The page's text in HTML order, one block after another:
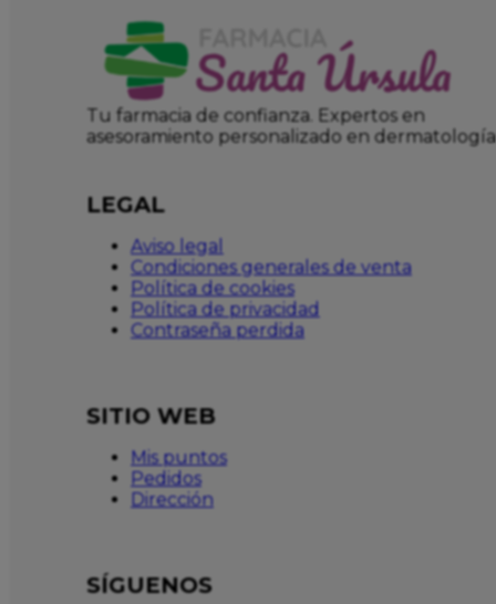
Tu farmacia de confianza. Expertos en
asesoramiento personalizado en dermatología
LEGAL
Aviso legal
Condiciones generales de venta
Política de cookies
Política de privacidad
Contraseña perdida
SITIO WEB
Mis puntos
Pedidos
Dirección
SÍGUENOS